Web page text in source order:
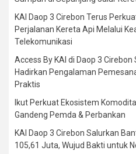
KAI Daop 3 Cirebon Terus
Perjalanan Kereta Api Melalui
Telekomunikasi
Access By KAI di Daop 3
Hadirkan Pengalaman
Praktis
Ikut Perkuat Ekosistem
Gandeng Pemda & Perbankan
KAI Daop 3 Cirebon Salurkan
105,61 Juta, Wujud Bakti untuk